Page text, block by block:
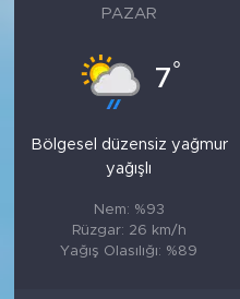
PAZAR
7°
Bölgesel düzensiz yağmur
yağışlı
Nem: %93
Rüzgar: 26 km/h
Yağış Olasılığı: %89